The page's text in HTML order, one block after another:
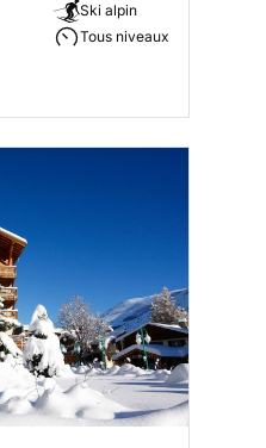
Ski alpin
Tous niveaux